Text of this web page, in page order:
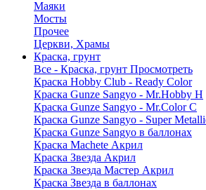
Маяки
Мосты
Прочее
Церкви, Храмы
Краска, грунт
Все - Краска, грунт Просмотреть
Краска Hobby Club - Ready Color
Краска Gunze Sangyo - Mr.Hobby H
Краска Gunze Sangyo - Mr.Color C
Краска Gunze Sangyo - Super
Краска Gunze Sangyo в баллонах
Краска Machete Акрил
Краска Звезда Акрил
Краска Звезда Мастер Акрил
Краска Звезда в баллонах